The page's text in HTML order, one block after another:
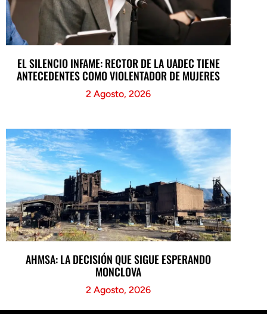
EL SILENCIO INFAME: RECTOR DE LA UADEC TIENE
ANTECEDENTES COMO VIOLENTADOR DE MUJERES
2 Agosto, 2026
AHMSA: LA DECISIÓN QUE SIGUE ESPERANDO
MONCLOVA
2 Agosto, 2026